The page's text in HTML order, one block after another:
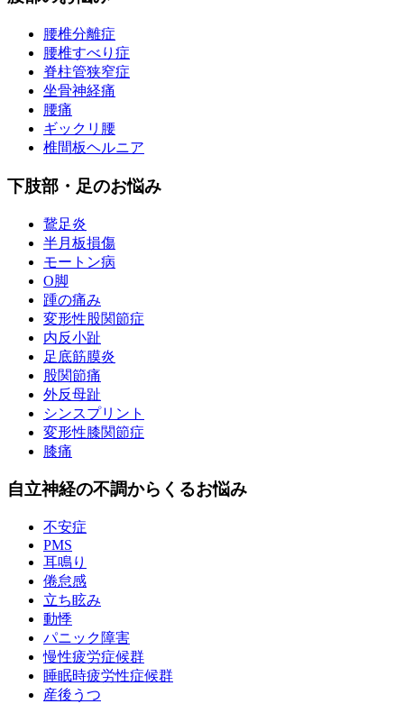
腰椎分離症
腰椎すべり症
脊柱管狭窄症
坐骨神経痛
腰痛
ギックリ腰
椎間板ヘルニア
下肢部・足のお悩み
鵞足炎
半月板損傷
モートン病
O脚
踵の痛み
変形性股関節症
内反小趾
足底筋膜炎
股関節痛
外反母趾
シンスプリント
変形性膝関節症
膝痛
自立神経の不調からくるお悩み
不安症
PMS
耳鳴り
倦怠感
立ち眩み
動悸
パニック障害
慢性疲労症候群
睡眠時疲労性症候群
産後うつ